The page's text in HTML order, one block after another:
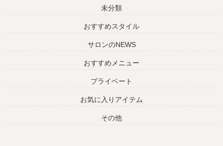
未分類
おすすめスタイル
サロンのNEWS
おすすめメニュー
プライベート
お気に入りアイテム
その他